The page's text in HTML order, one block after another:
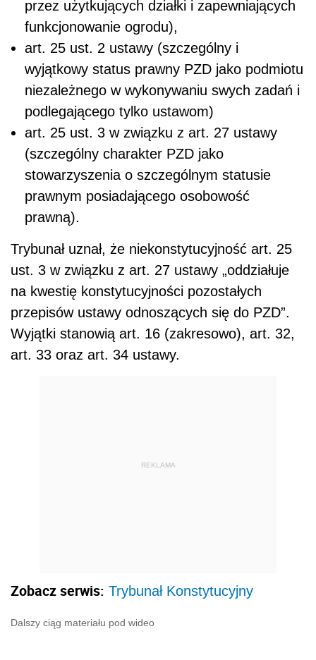
przez użytkujących działki i zapewniających
funkcjonowanie ogrodu),
art. 25 ust. 2 ustawy (szczególny i
wyjątkowy status prawny PZD jako podmiotu
niezależnego w wykonywaniu swych zadań i
podlegającego tylko ustawom)
art. 25 ust. 3 w związku z art. 27 ustawy
(szczególny charakter PZD jako
stowarzyszenia o szczególnym statusie
prawnym posiadającego osobowość
prawną).
Trybunał uznał, że niekonstytucyjność art. 25
ust. 3 w związku z art. 27 ustawy „oddziałuje
na kwestię konstytucyjności pozostałych
przepisów ustawy odnoszących się do PZD”.
Wyjątki stanowią art. 16 (zakresowo), art. 32,
art. 33 oraz art. 34 ustawy.
REKLAMA
Zobacz serwis: Trybunał Konstytucyjny
Dalszy ciąg materiału pod wideo